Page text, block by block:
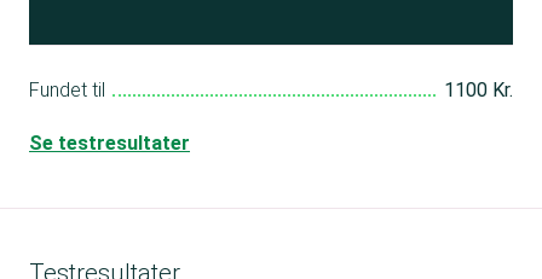
Fundet til 1100 Kr.
Se testresultater
Testresultater